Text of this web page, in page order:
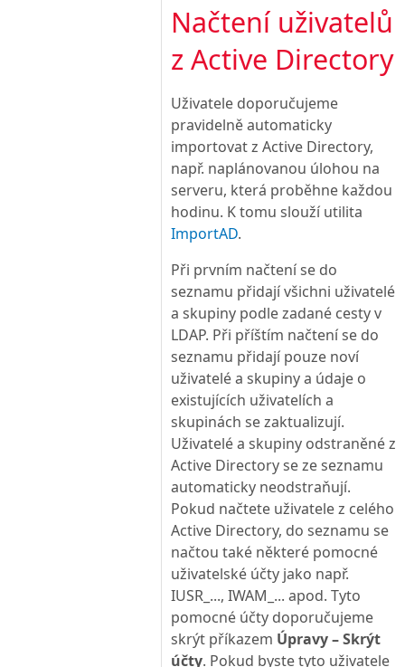
Načtení uživatelů
z Active Directory
Uživatele doporučujeme
pravidelně automaticky
importovat z Active Directory,
např. naplánovanou úlohou na
serveru, která proběhne každou
hodinu. K tomu slouží utilita
ImportAD.
Při prvním načtení se do
seznamu přidají všichni uživatelé
a skupiny podle zadané cesty v
LDAP. Při příštím načtení se do
seznamu přidají pouze noví
uživatelé a skupiny a údaje o
existujících uživatelích a
skupinách se zaktualizují.
Uživatelé a skupiny odstraněné z
Active Directory se ze seznamu
automaticky neodstraňují.
Pokud načtete uživatele z celého
Active Directory, do seznamu se
načtou také některé pomocné
uživatelské účty jako např.
IUSR_..., IWAM_... apod. Tyto
pomocné účty doporučujeme
skrýt příkazem Úpravy – Skrýt
účty. Pokud byste tyto uživatele